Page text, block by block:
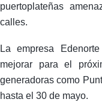
puertoplateñas
calles.
La empresa
mejorar para el
generadoras como
hasta el 30 de mayo.